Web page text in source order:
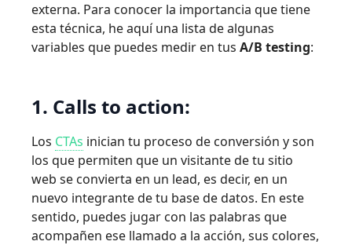
externa. Para conocer la importancia que tiene
esta técnica, he aquí una lista de algunas
variables que puedes medir en tus A/B testing:
1. Calls to action:
Los CTAs inician tu proceso de conversión y son
los que permiten que un visitante de tu sitio
web se convierta en un lead, es decir, en un
nuevo integrante de tu base de datos. En este
sentido, puedes jugar con las palabras que
acompañen ese llamado a la acción, sus colores,